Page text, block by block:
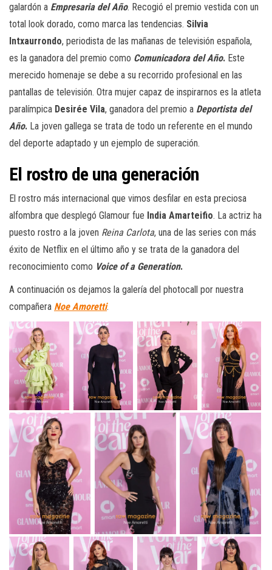
galardón a Empresaria del Año. Recogió el premio vestida con un
total look dorado, como marca las tendencias. Silvia
Intxaurrondo, periodista de las mañanas de televisión española,
es la ganadora del premio como Comunicadora del Año. Este
merecido homenaje se debe a su recorrido profesional en las
pantallas de televisión. Otra mujer capaz de inspirarnos es la atleta
paralímpica Desirée Vila, ganadora del premio a Deportista del
Año. La joven gallega se trata de todo un referente en el mundo
del deporte adaptado y un ejemplo de superación.
El rostro de una generación
El rostro más internacional que vimos desfilar en esta preciosa
alfombra que desplegó Glamour fue India Amarteifio. La actriz ha
puesto rostro a la joven Reina Carlota, una de las series con más
éxito de Netflix en el último año y se trata de la ganadora del
reconocimiento como Voice of a Generation.
A continuación os dejamos la galería del photocall por nuestra
compañera Noe Amoretti.